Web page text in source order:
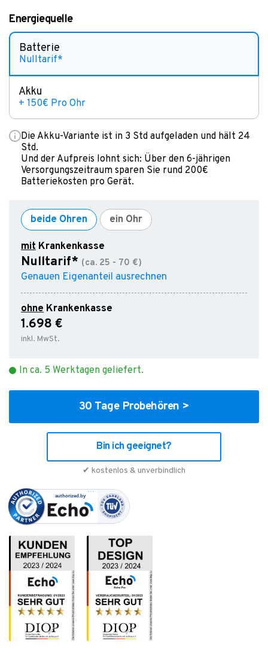
Energiequelle
Batterie
Nulltarif*
Akku
+ 150€ Pro Ohr
Die Akku-Variante ist in 3 Std aufgeladen und hält 24
Std.
Und der Aufpreis lohnt sich: Über den 6-jährigen
Versorgungszeitraum sparen Sie rund 200€
Batteriekosten pro Gerät.
beide Ohren ein Ohr
mit Krankenkasse
Nulltarif* (ca. 25 - 70 €)
Genauen Eigenanteil ausrechnen
ohne Krankenkasse
1.698 €
inkl. MwSt.
In ca. 5 Werktagen geliefert.
30 Tage Probehören >
Bin ich geeignet?
✔ kostenlos & unverbindlich